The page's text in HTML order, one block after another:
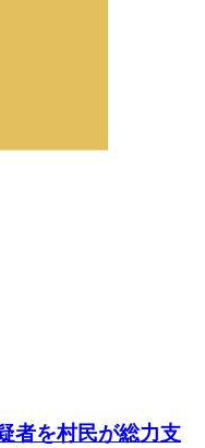
者を村民が総力支